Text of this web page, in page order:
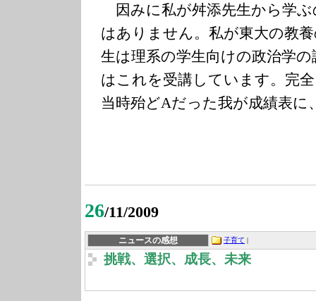
因みに私が舛添先生から学
はありません。私が東大の教
生は理系の学生向けの政治学
はこれを受講しています。完
当時殆どAだった我が成績表に
26/11/2009
ニュースの感想 子育て |
挑戦、選択、成長、未来